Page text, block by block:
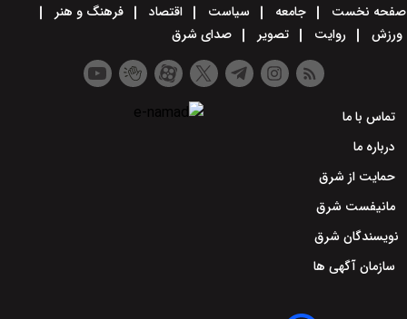
صفحه نخست جامعه سیاست اقتصاد
فرهنگ و هنر
ورزش
روایت تصویر صدای شرق
تماس با ما
درباره ما
حمایت از شرق
مانیفست شرق
نویسندگان شرق
سازمان آگهی ها